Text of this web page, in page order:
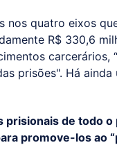
quatro eixos
R$ 330,6
carcerários,
prisões". Há ainda
de todo o
promove-los ao